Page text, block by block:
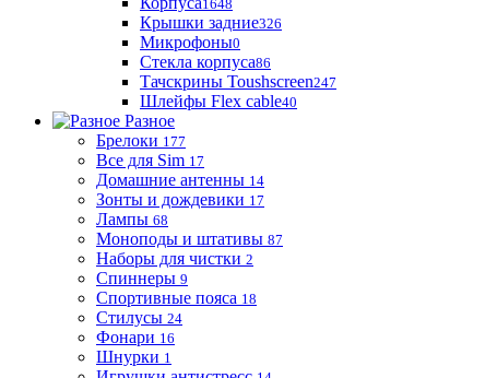
1648
Крышки задние326
Микрофоны0
Стекла корпуса86
Тачскрины Toushscreen247
Шлейфы Flex cable40
Разное
Брелоки 177
Все для Sim 17
Домашние антенны 14
Зонты и дождевики 17
Лампы 68
Моноподы и штативы 87
Наборы для чистки 2
Спиннеры 9
Спортивные пояса 18
Стилусы 24
Фонари 16
Шнурки 1